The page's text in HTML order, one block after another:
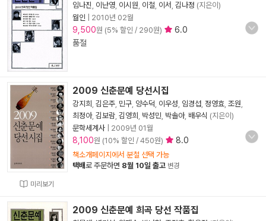
임나진 이난영 이시원 이철 이서 김나정 (지은이)
월인
2010년 02월
9,500원 (5% 할인 / 290원)
6.0
품절
미리보기
2009 신춘문예 당선시집
강지희 김은주 민구 양수덕 이우성 임경섭 정영효 조원
최정아, 김보람 김영희 박성민 박솔아, 배우식 (지은이)
문학세계사
2009년 01월
8,100원 (10% 할인 / 450원) 8.0
책소개페이지에서 분철 선택 가능
택배로 주문하면 8월 10일 출고 변경
2009 신춘문예 희곡 당선 작품집